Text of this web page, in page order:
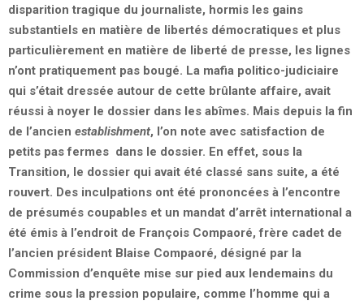
disparition tragique du journaliste, hormis les gains
substantiels en matière de libertés démocratiques et plus
particulièrement en matière de liberté de presse, les lignes
n’ont pratiquement pas bougé. La mafia politico-judiciaire
qui s’était dressée autour de cette brûlante affaire, avait
réussi à noyer le dossier dans les abîmes. Mais depuis la fin
de l’ancien establishment, l’on note avec satisfaction de
petits pas fermes dans le dossier. En effet, sous la
Transition, le dossier qui avait été classé sans suite, a été
rouvert. Des inculpations ont été prononcées à l’encontre
de présumés coupables et un mandat d’arrêt international a
été émis à l’endroit de François Compaoré, frère cadet de
l’ancien président Blaise Compaoré, désigné par la
Commission d’enquête mise sur pied aux lendemains du
crime sous la pression populaire, comme l’homme qui a